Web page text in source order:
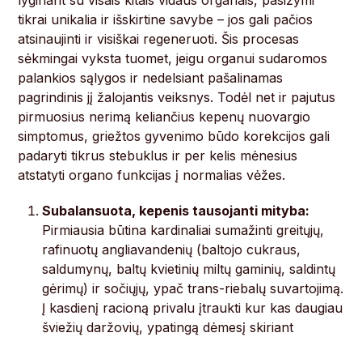
tikrai unikalia ir išskirtine savybe – jos gali pačios
atsinaujinti ir visiškai regeneruoti. Šis procesas
sėkmingai vyksta tuomet, jeigu organui sudaromos
palankios sąlygos ir nedelsiant pašalinamas
pagrindinis jį žalojantis veiksnys. Todėl net ir pajutus
pirmuosius nerimą keliančius kepenų nuovargio
simptomus, griežtos gyvenimo būdo korekcijos gali
padaryti tikrus stebuklus ir per kelis mėnesius
atstatyti organo funkcijas į normalias vėžes.
Subalansuota, kepenis tausojanti mityba:
Pirmiausia būtina kardinaliai sumažinti greitųjų,
rafinuotų angliavandenių (baltojo cukraus,
saldumynų, baltų kvietinių miltų gaminių, saldintų
gėrimų) ir sočiųjų, ypač trans-riebalų suvartojimą.
Į kasdienį racioną privalu įtraukti kur kas daugiau
šviežių daržovių, ypatingą dėmesį skiriant